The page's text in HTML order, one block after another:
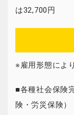
は32,700円
※雇用形態によ
■各種社会保険
険・労災保険）